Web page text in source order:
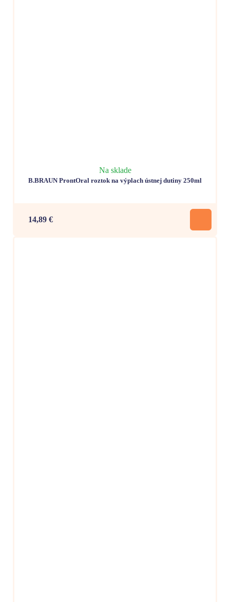
Na sklade
B.BRAUN ProntOral roztok na výplach ústnej dutiny 250ml
14,89 €